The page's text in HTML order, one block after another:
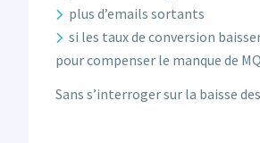
plus d’emails sortants
si les taux de conversion
pour compenser le manque de
Sans s’interroger sur la baisse